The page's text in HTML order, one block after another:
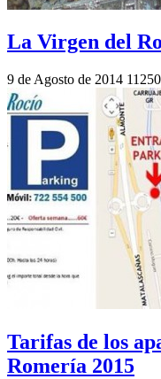
La Virgen del
9 de Agosto de 2014
Tarifas de los
Romería 2015